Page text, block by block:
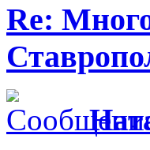
Re: